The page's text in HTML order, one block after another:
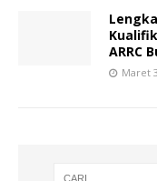
ARRC
Maret